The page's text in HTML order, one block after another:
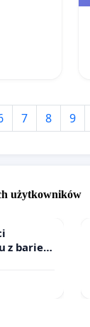
7 8 9
użytkowników
z barierą